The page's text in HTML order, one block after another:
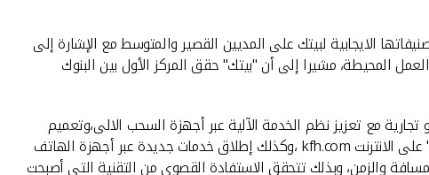
الايجابية لبيتك على المديين القصير والمتوسط مع الإشارة إلى
المحيطة، مشيرا إلى أن "بيتك" حقق المركز الأول بين البنوك
مع تعزيز نظم الخدمة الآلية عبر أجهزة السحب الالى،وتعميم
جهاز"الشامل" لإيداع الأموال والشيكات على كافة الفروع،وتوظيف وسائل الخدمة عن بعد، المتمثلة في الخدمة الهاتفية، وموقع "بيتك" على الانترنت kfh.com ،وكذلك إطلاق خدمات جديدة عبر أجهزة الهاتف
والزمن، وبذلك تتحقق الاستفادة القصوى من التقنية التي أصبحت